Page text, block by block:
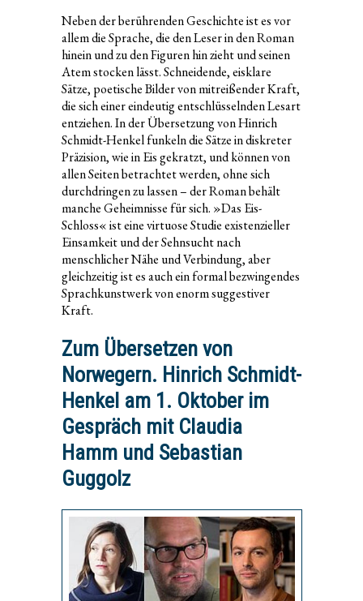
Neben der berührenden Geschichte ist es vor
allem die Sprache, die den Leser in den Roman
hinein und zu den Figuren hin zieht und seinen
Atem stocken lässt. Schneidende, eisklare
Sätze, poetische Bilder von mitreißender Kraft,
die sich einer eindeutig entschlüsselnden Lesart
entziehen. In der Übersetzung von Hinrich
Schmidt-Henkel funkeln die Sätze in diskreter
Präzision, wie in Eis gekratzt, und können von
allen Seiten betrachtet werden, ohne sich
durchdringen zu lassen – der Roman behält
manche Geheimnisse für sich. »Das Eis-
Schloss« ist eine virtuose Studie existenzieller
Einsamkeit und der Sehnsucht nach
menschlicher Nähe und Verbindung, aber
gleichzeitig ist es auch ein formal bezwingendes
Sprachkunstwerk von enorm suggestiver
Kraft.
Zum Übersetzen von
Norwegern. Hinrich Schmidt-
Henkel am 1. Oktober im
Gespräch mit Claudia
Hamm und Sebastian
Guggolz